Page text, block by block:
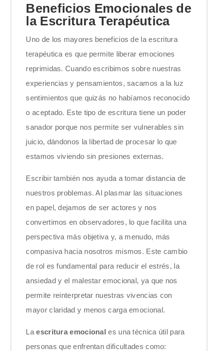
Beneficios Emocionales de
la Escritura Terapéutica
Uno de los mayores beneficios de la escritura
terapéutica es que permite liberar emociones
reprimidas. Cuando escribimos sobre nuestras
experiencias y pensamientos, sacamos a la luz
sentimientos que quizás no habíamos reconocido
o aceptado. Este tipo de escritura tiene un poder
sanador porque nos permite ser vulnerables sin
juicio, dándonos la libertad de procesar lo que
estamos viviendo sin presiones externas.
Escribir también nos ayuda a tomar distancia de
nuestros problemas. Al plasmar las situaciones
en papel, dejamos de ser actores y nos
convertimos en observadores, lo que facilita una
perspectiva más objetiva y, a menudo, más
compasiva hacia nosotros mismos. Este cambio
de rol es fundamental para reducir el estrés, la
ansiedad y el malestar emocional, ya que nos
permite reinterpretar nuestras vivencias con
mayor claridad y menos carga emocional.
Laescritura emocional es una técnica útil para
personas que enfrentan dificultades como: